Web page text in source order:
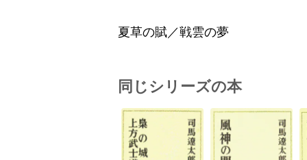
夏草の賦／戦雲の夢
同じシリーズの本